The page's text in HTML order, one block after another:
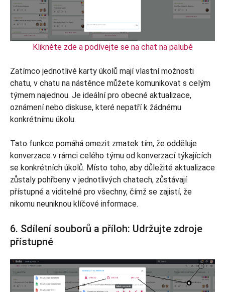
Klikněte zde a podívejte se na chat na palubě
Zatímco jednotlivé karty úkolů mají vlastní možnosti
chatu, v chatu na nástěnce můžete komunikovat s celým
týmem najednou. Je ideální pro obecné aktualizace,
oznámení nebo diskuse, které nepatří k žádnému
konkrétnímu úkolu.
Tato funkce pomáhá omezit zmatek tím, že odděluje
konverzace v rámci celého týmu od konverzací týkajících
se konkrétních úkolů. Místo toho, aby důležité aktualizace
zůstaly pohřbeny v jednotlivých chatech, zůstávají
přístupné a viditelné pro všechny, čímž se zajistí, že
nikomu neuniknou klíčové informace.
6. Sdílení souborů a příloh: Udržujte zdroje
přístupné